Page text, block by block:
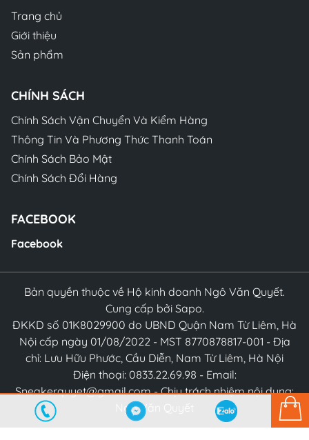
Trang chủ
Giới thiệu
Sản phẩm
CHÍNH SÁCH
Chính Sách Vận Chuyển Và Kiểm Hàng
Thông Tin Và Phương Thức Thanh Toán
Chính Sách Bảo Mật
Chính Sách Đổi Hàng
FACEBOOK
Facebook
Bản quyền thuộc về Hộ kinh doanh Ngô Văn Quyết.
Cung cấp bởi Sapo.
ĐKKD số 01K8029900 do UBND Quận Nam Từ Liêm, Hà
Nội cấp ngày 01/08/2022 - MST 8770878817-001 - Địa
chỉ: Lưu Hữu Phước, Cầu Diễn, Nam Từ Liêm, Hà Nội
Điện thoại: 0833.22.69.98 - Email:
Sneakerquyet@gmail.com - Chịu trách nhiệm nội dung:
Ngô Văn Quyết